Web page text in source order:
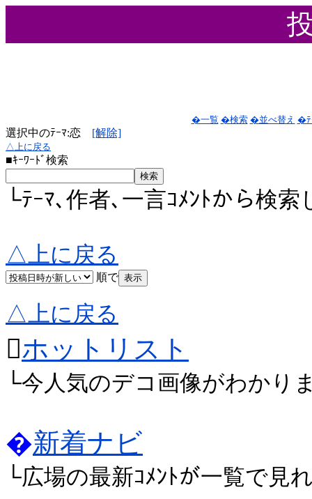
�一覧 �検索 �並べ替え �ﾃ
選択中のﾃｰﾏ:恋 [解除]
△上に戻る
■ｷｰﾜｰﾄﾞ検索
└ﾃｰﾏ､作者､一言ｺﾒﾝﾄから検索
△上に戻る
順で
△上に戻る
ホットリスト
└今人気のデコ画像がわかり
�新着ナビ
└広場の最新ｺﾒﾝﾄが一覧で見